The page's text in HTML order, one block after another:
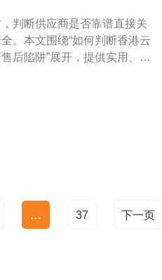
判断供应商是否靠谱直接关
。本文围绕“如何判断香港云
后陷阱”展开，提供实用、可
慎重考虑 香港作为国际互联
… 37 下一页